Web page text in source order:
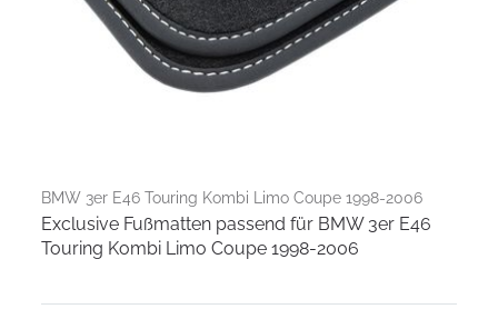
BMW 3er E46 Touring Kombi Limo Coupe 1998-2006
Exclusive Fußmatten passend für BMW 3er E46
Touring Kombi Limo Coupe 1998-2006